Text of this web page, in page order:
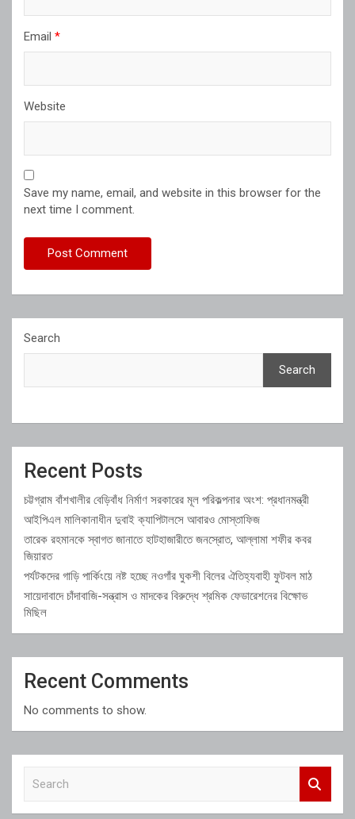
Email *
Website
Save my name, email, and website in this browser for the
next time I comment.
Search
Search
Recent Posts
চট্টগ্রাম বাঁশখালীর বেড়িবাঁধ নির্মাণ সরকারের মূল পরিকল্পনার অংশ: প্রধানমন্ত্রী
আইপিএল মালিকানাধীন দুবাই ক্যাপিটালসে আবারও মোস্তাফিজ
তারেক রহমানকে স্বাগত জানাতে হাটহাজারীতে জনস্রোত, আল্লামা শফীর কবর
জিয়ারত
পর্যটকদের গাড়ি পার্কিংয়ে নষ্ট হচ্ছে নওগাঁর ঘুকশী বিলের ঐতিহ্যবাহী ফুটবল মাঠ
সায়েদাবাদে চাঁদাবাজি-সন্ত্রাস ও মাদকের বিরুদ্ধে শ্রমিক ফেডারেশনের বিক্ষোভ
মিছিল
Recent Comments
No comments to show.